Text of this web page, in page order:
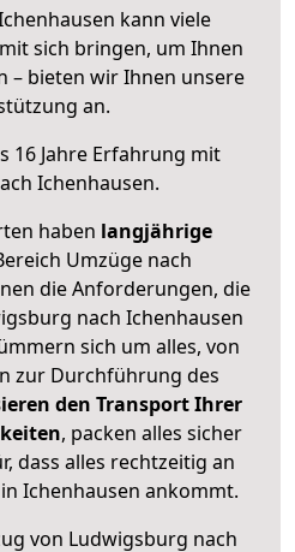
kann viele
sich bringen, um Ihnen
– bieten wir Ihnen unsere
an.
16 Jahre Erfahrung mit
Ichenhausen.
haben langjährige
Umzüge nach
die Anforderungen, die
nach Ichenhausen
sich um alles, von
zur Durchführung des
den Transport Ihrer
, packen alles sicher
dass alles rechtzeitig an
Ichenhausen ankommt.
von Ludwigsburg nach